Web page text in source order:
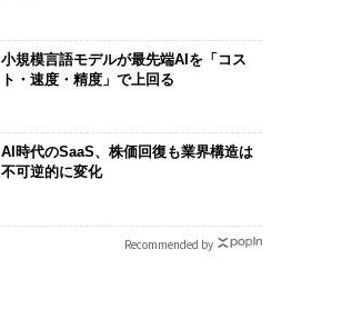
小規模言語モデルが最先端AIを「コス
ト・速度・精度」で上回る
AI時代のSaaS、株価回復も業界構造は
不可逆的に変化
Recommended by